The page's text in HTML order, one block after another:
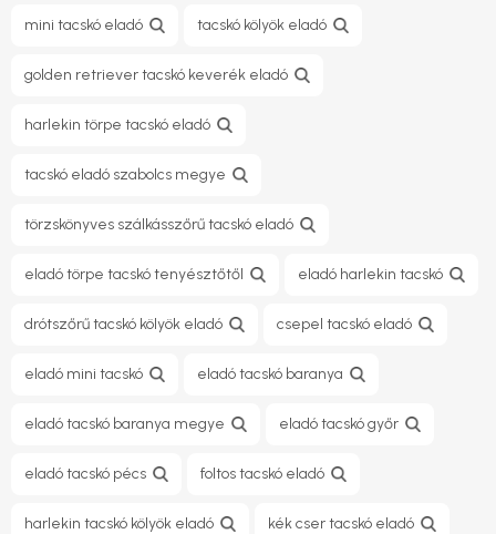
mini tacskó eladó tacskó kölyök eladó
golden retriever tacskó keverék eladó
harlekin törpe tacskó eladó
tacskó eladó szabolcs megye
törzskönyves szálkásszőrű tacskó eladó
eladó törpe tacskó tenyésztőtől eladó harlekin tacskó
drótszőrű tacskó kölyök eladó csepel tacskó eladó
eladó mini tacskó eladó tacskó baranya
eladó tacskó baranya megye eladó tacskó győr
eladó tacskó pécs foltos tacskó eladó
harlekin tacskó kölyök eladó kék cser tacskó eladó